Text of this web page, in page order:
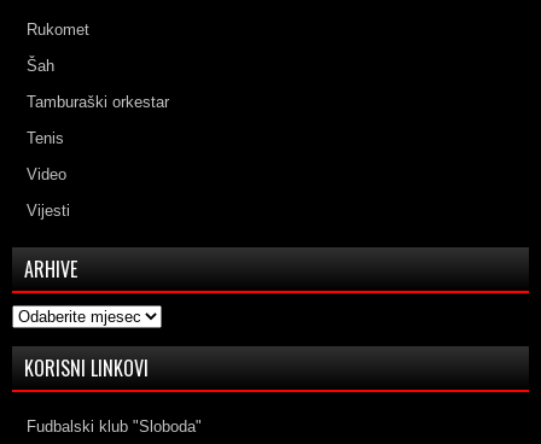
Rukomet
Šah
Tamburaški orkestar
Tenis
Video
Vijesti
ARHIVE
Arhive
KORISNI LINKOVI
Fudbalski klub "Sloboda"